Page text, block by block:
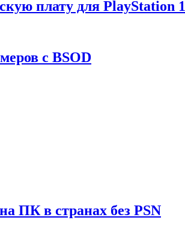
плату для PlayStation 1
с BSOD
ПК в странах без PSN